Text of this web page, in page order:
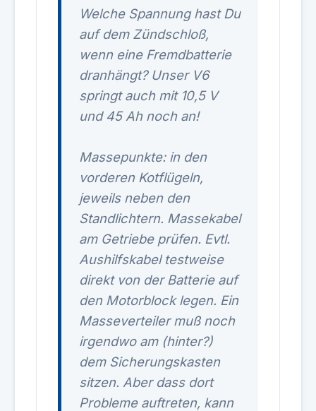
Welche Spannung hast Du
auf dem Zündschloß,
wenn eine Fremdbatterie
dranhängt? Unser V6
springt auch mit 10,5 V
und 45 Ah noch an!
Massepunkte: in den
vorderen Kotflügeln,
jeweils neben den
Standlichtern. Massekabel
am Getriebe prüfen. Evtl.
Aushilfskabel testweise
direkt von der Batterie auf
den Motorblock legen. Ein
Masseverteiler muß noch
irgendwo am (hinter?)
dem Sicherungskasten
sitzen. Aber dass dort
Probleme auftreten, kann